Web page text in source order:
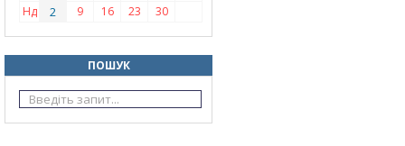
Нд
2 9 16 23 30
ПОШУК